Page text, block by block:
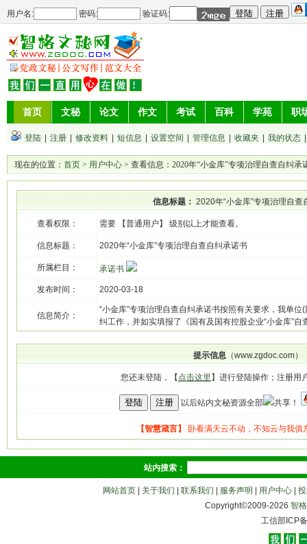
用户名: 密码: 验证码:
首页 文秘 论文 作文 考试 百科 学苑 职
登陆 注册 修改资料 短信息 设置空间 管理信息 收藏夹 我的状态
现在的位置： 首页 > 用户中心 > 查看信息：2020年“小金库”专项治理自查自纠承
信息标题： 2020年“小金库”专项治理自查
查看权限： 需要 【普通用户】 级别以上才能查看。
信息标题： 2020年“小金库”专项治理自查自纠承诺书
所属栏目： 承诺书
发布时间： 2020-03-18
信息简介：
“小金库”专项治理自查自纠承诺书按照有关要求，我单
纠工作，并如实填报了《国有及国有控股企业“小金库”自
提示信息 （www.zgdoc.com）
您还未登陆，【 点击这里 】进行登陆操作；注册用
以后站内文秘资源全部 共享！
站内搜索：
网站首页 关于我们 联系我们 服务声明 用户中心
Copyright©2009-2026 智
工信部ICP